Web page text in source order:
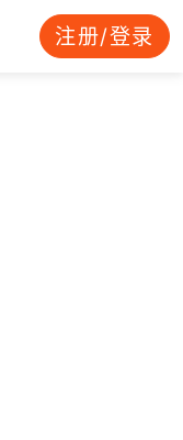
注册/登录